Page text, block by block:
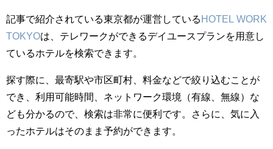
記事で紹介されている東京都が運営している HOTEL WORK
TOKYOは、テレワークができるデイユースプランを用意し
ているホテルを検索できます。
探す際に、最寄駅や市区町村、料金などで絞り込むことが
でき、利用可能時間、ネットワーク環境（有線、無線）な
ども分かるので、検索は非常に便利です。さらに、気に入
ったホテルはそのまま予約ができます。